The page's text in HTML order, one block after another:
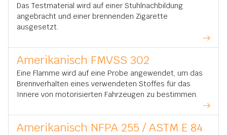
Das Testmaterial wird auf einer Stuhlnachbildung
angebracht und einer brennenden Zigarette
ausgesetzt.
Amerikanisch FMVSS 302
Eine Flamme wird auf eine Probe angewendet, um das
Brennverhalten eines verwendeten Stoffes für das
Innere von motorisierten Fahrzeugen zu bestimmen.
Amerikanisch NFPA 255 / ASTM E 84